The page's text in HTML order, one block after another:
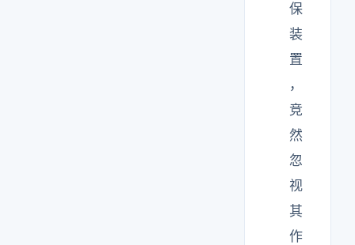
保
装
置
，
竞
然
忽
视
其
作